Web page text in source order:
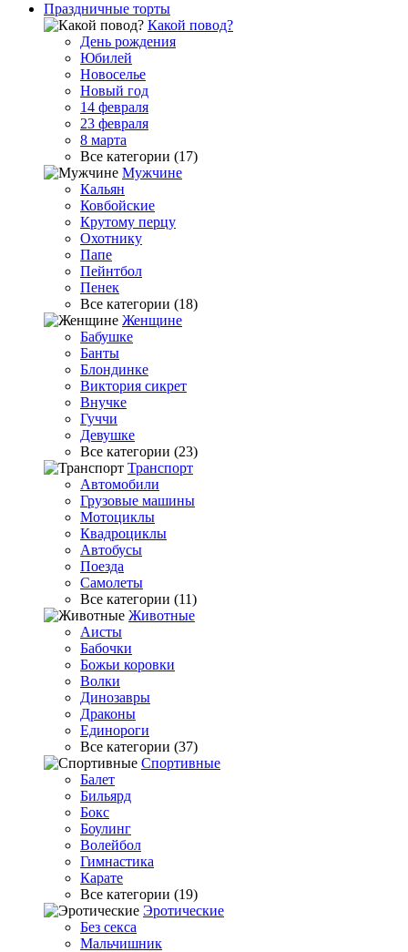
Праздничные торты
Какой повод?
День рождения
Юбилей
Новоселье
Новый год
14 февраля
23 февраля
8 марта
Все категории (17)
Мужчине
Кальян
Ковбойские
Крутому перцу
Охотнику
Папе
Пейнтбол
Пенек
Все категории (18)
Женщине
Бабушке
Банты
Блондинке
Виктория сикрет
Внучке
Гуччи
Девушке
Все категории (23)
Транспорт
Автомобили
Грузовые машины
Мотоциклы
Квадроциклы
Автобусы
Поезда
Самолеты
Все категории (11)
Животные
Аисты
Бабочки
Божьи коровки
Волки
Динозавры
Драконы
Единороги
Все категории (37)
Спортивные
Балет
Бильярд
Бокс
Боулинг
Волейбол
Гимнастика
Карате
Все категории (19)
Эротические
Без секса
Мальчишник